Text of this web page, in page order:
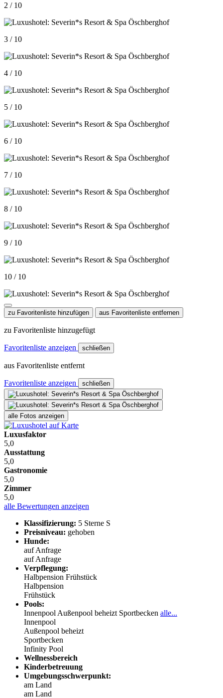
2 / 10
3 / 10
4 / 10
5 / 10
6 / 10
7 / 10
8 / 10
9 / 10
10 / 10
zu Favoritenliste hinzufügen aus Favoritenliste entfernen
zu Favoritenliste hinzugefügt
Favoritenliste anzeigen schließen
aus Favoritenliste entfernt
Favoritenliste anzeigen schließen
alle Fotos anzeigen
Luxusfaktor
5,0
Ausstattung
5,0
Gastronomie
5,0
Zimmer
5,0
alle Bewertungen anzeigen
Klassifizierung: 5 Sterne S
Preisniveau: gehoben
Hunde:
auf Anfrage
auf Anfrage
Verpflegung:
Halbpension Frühstück
Halbpension
Frühstück
Pools:
Innenpool Außenpool beheizt Sportbecken alle...
Innenpool
Außenpool beheizt
Sportbecken
Infinity Pool
Wellnessbereich
Kinderbetreuung
Umgebungsschwerpunkt:
am Land
am Land